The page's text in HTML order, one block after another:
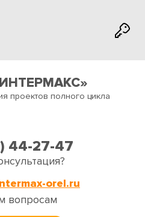
проектов полного цикла
44-27-47
orel.ru
вопросам